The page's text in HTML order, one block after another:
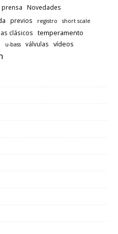
prensa Novedades
previos registro short scale
clásicos temperamento
u-bass válvulas vídeos